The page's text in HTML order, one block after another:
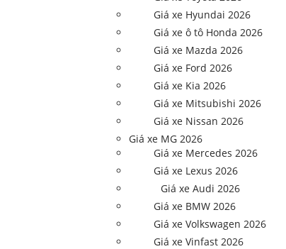
Giá xe Hyundai 2026
Giá xe ô tô Honda 2026
Giá xe Mazda 2026
Giá xe Ford 2026
Giá xe Kia 2026
Giá xe Mitsubishi 2026
Giá xe Nissan 2026
Giá xe MG 2026
Giá xe Mercedes 2026
Giá xe Lexus 2026
Giá xe Audi 2026
Giá xe BMW 2026
Giá xe Volkswagen 2026
Giá xe Vinfast 2026